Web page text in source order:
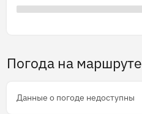
Погода на маршруте
Данные о погоде недоступны